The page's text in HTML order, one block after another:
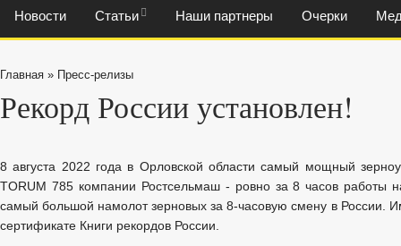
Новости Статьи Наши партнеры Очерки
Главная » Пресс-релизы
Рекорд России установлен!
8 августа 2022 года в Орловской области самый мощный
TORUM 785 компании Ростсельмаш - ровно за 8 часов работы
самый большой намолот зерновых за 8-часовую смену в России.
сертификате Книги рекордов России.